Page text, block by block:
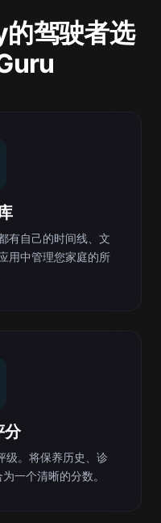
驾驶者选
自己的时间线、文
用中管理您家庭的所
分
。将保养历史、诊
一个清晰的分数。